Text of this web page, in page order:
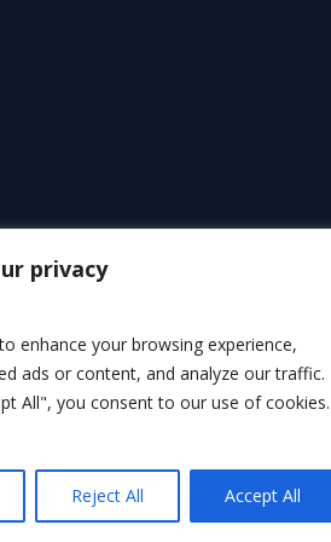
privacy
enhance your browsing experience,
ads or content, and analyze our traffic.
All", you consent to our use of cookies.
Reject All Accept All